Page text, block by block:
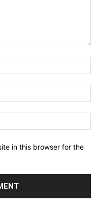
in this browser for the